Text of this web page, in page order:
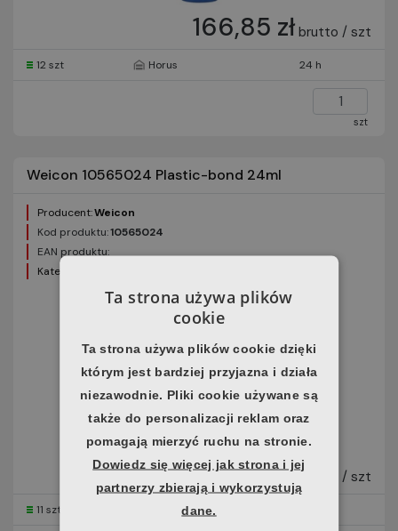
166,85 zł brutto / szt
12 szt Horus 24 h
szt
Weicon 10565024 Plastic-bond 24ml
Producent:Weicon
Kod produktu:10565024
EAN produktu:
Kategoria:
78,79 zł brutto / szt
11 szt
Ta strona używa plików
cookie
Ta strona używa plików cookie dzięki
którym jest bardziej przyjazna i działa
niezawodnie. Pliki cookie używane są
także do personalizacji reklam oraz
pomagają mierzyć ruchu na stronie.
Dowiedz się więcej jak strona i jej
partnerzy zbierają i wykorzystują
dane.